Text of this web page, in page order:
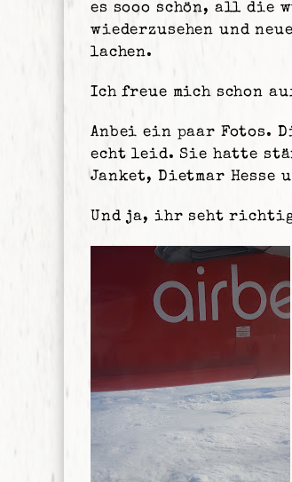
es sooo schön, all die
wiederzusehen und
lachen.
Ich freue mich schon
Anbei ein paar Fotos.
echt leid. Sie hatte
Janket, Dietmar
Und ja, ihr seht richtig.